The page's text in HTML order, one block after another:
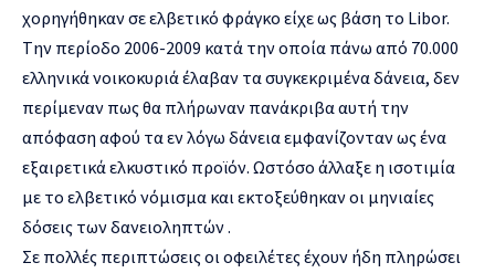
χορηγήθηκαν σε ελβετικό φράγκο είχε ως βάση το Libor.
Tην περίοδο 2006-2009 κατά την οποία πάνω από 70.000
ελληνικά νοικοκυριά έλαβαν τα συγκεκριμένα δάνεια, δεν
περίμεναν πως θα πλήρωναν πανάκριβα αυτή την
απόφαση αφού τα εν λόγω δάνεια εμφανίζονταν ως ένα
εξαιρετικά ελκυστικό προϊόν. Ωστόσο άλλαξε η ισοτιμία
με το ελβετικό νόμισμα και εκτοξεύθηκαν οι μηνιαίες
δόσεις των δανειοληπτών .
Σε πολλές περιπτώσεις οι οφειλέτες έχουν ήδη πληρώσει